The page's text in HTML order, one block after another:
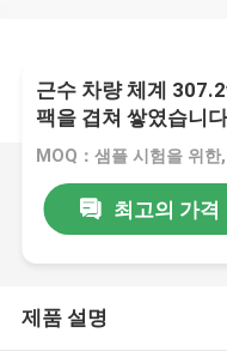
근수 차량 체계
팩을 겹쳐 쌓였습니
최고의 가격
제품 설명